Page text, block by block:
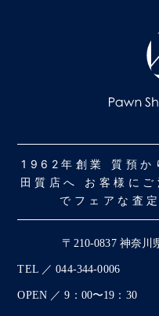
1962年創業 質預か
田質店へ お客様に
でフェアな査
〒210-0837 神奈川
TEL ／ 044-344-0006
OPEN ／ 9：00〜19：30